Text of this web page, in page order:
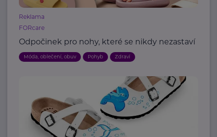
Reklama
FORcare
Odpočinek pro nohy, které se nikdy nezastaví
Móda, oblečení, obuv Pohyb Zdraví